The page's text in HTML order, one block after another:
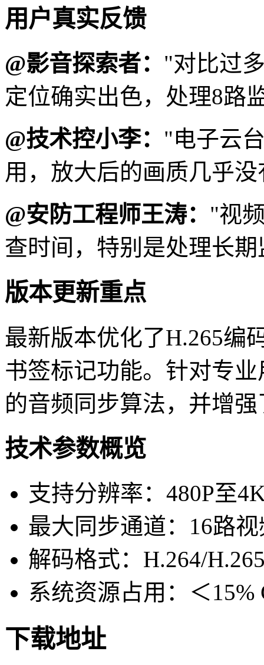
用户真实反馈
@影音探索者： "对比过
定位确实出色，处理8路
@技术控小李： "电子云
用，放大后的画质几乎
@安防工程师王涛： "视
查时间，特别是处理长
版本更新重点
最新版本优化了H.265编
书签标记功能。针对专
的音频同步算法，并增
技术参数概览
支持分辨率：480P至
最大同步通道：16路
解码格式：H.264/
系统资源占用：＜15%
下载地址